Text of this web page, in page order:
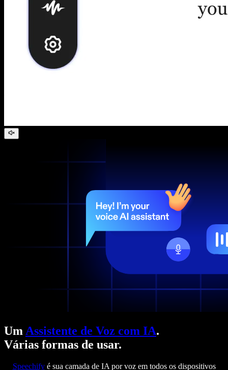
Um Assistente de Voz com IA.
Várias formas de usar.
Speechifyé sua camada de IA por voz em todos os dispositivos